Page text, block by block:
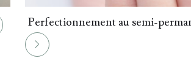
Perfectionnement au semi-